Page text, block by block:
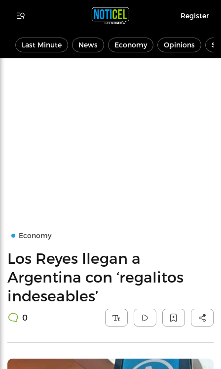
Register
Last Minute News Economy Opinions
Economy
Los Reyes llegan a
Argentina con ‘regalitos
indeseables’
0